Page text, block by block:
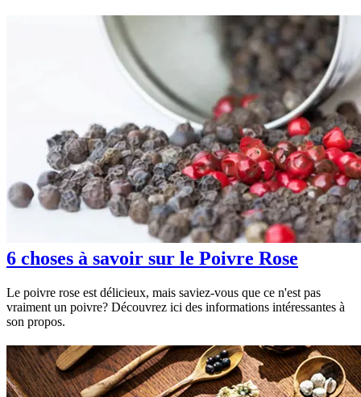
6 choses à savoir sur le Poivre Rose
Le poivre rose est délicieux, mais saviez-vous que ce n'est pas
vraiment un poivre? Découvrez ici des informations intéressantes à
son propos.